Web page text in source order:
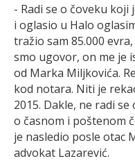
- Radi se o čoveku
i oglasio u Halo
tražio sam 85.000
smo ugovor, on me je
od Marka Miljkovića.
kod notara. Niti je
2015. Dakle, ne radi
o časnom i poštenom
je nasledio posle otac
advokat Lazarević.